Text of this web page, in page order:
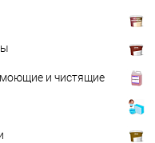
и чистящие